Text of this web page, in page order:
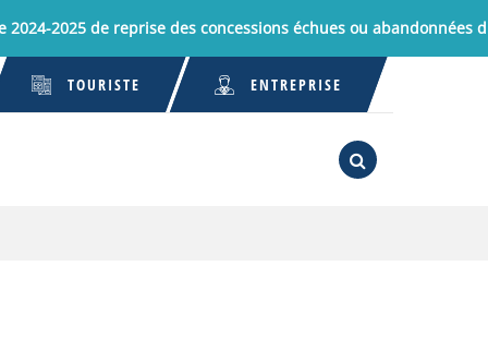
2025 de reprise des concessions échues ou abandonnées du
TOURISTE ENTREPRISE
RECHERCHE